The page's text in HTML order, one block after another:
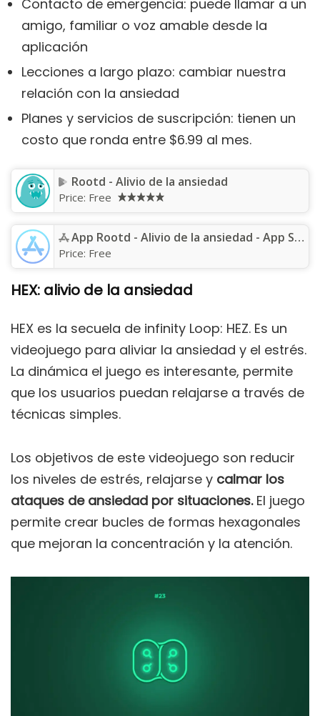
Contacto de emergencia: puede llamar a un
amigo, familiar o voz amable desde la
aplicación
Lecciones a largo plazo: cambiar nuestra
relación con la ansiedad
Planes y servicios de suscripción: tienen un
costo que ronda entre $6.99 al mes.
Rootd - Alivio de la ansiedad
Price: Free
App Rootd - Alivio de la ansiedad - App Store
Price: Free
HEX: alivio de la ansiedad
HEX es la secuela de infinity Loop: HEZ. Es un
videojuego para aliviar la ansiedad y el estrés.
La dinámica el juego es interesante, permite
que los usuarios puedan relajarse a través de
técnicas simples.
Los objetivos de este videojuego son reducir
los niveles de estrés, relajarse y calmar los
ataques de ansiedad por situaciones.El juego
permite crear bucles de formas hexagonales
que mejoran la concentración y la atención.